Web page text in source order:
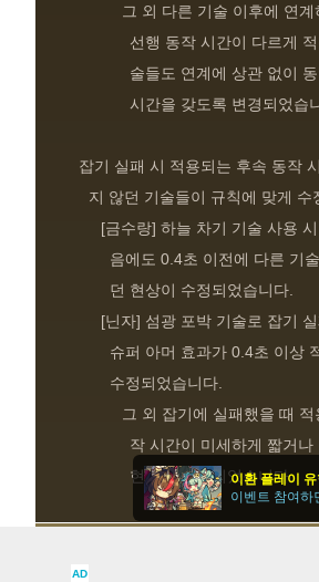
그 외 다른 기술 이후에 연계
선행 동작 시간이 다르게
술들도 연계에 상관 없이
시간을 갖도록 변경되었습
잡기 실패 시 적용되는 후속 동작
지 않던 기술들이 규칙에 맞게 수
[금수랑] 하늘 차기 기술 사용
음에도 0.4초 이전에 다른 기
던 현상이 수정되었습니다.
[닌자] 섬광 포박 기술로 잡기
슈퍼 아머 효과가 0.4초 이상
수정되었습니다.
그 외 잡기에 실패했을 때
작 시간이 미세하게 짧거나
현상이 수정되었습니다.
AD
이환 플레이
이벤트 참여하